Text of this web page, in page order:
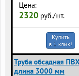
Цена:
2320 руб./шт.
Купить
в 1 клик!
Труба обсадная
длина 3000 мм